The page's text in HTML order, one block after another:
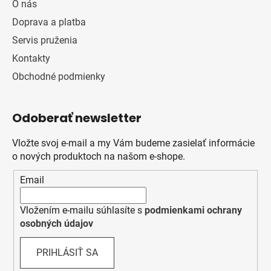
O nás
Doprava a platba
Servis pruženia
Kontakty
Obchodné podmienky
Odoberať newsletter
Vložte svoj e-mail a my Vám budeme zasielať informácie
o nových produktoch na našom e-shope.
Email
Vložením e-mailu súhlasíte s podmienkami ochrany
osobných údajov
PRIHLÁSIŤ SA